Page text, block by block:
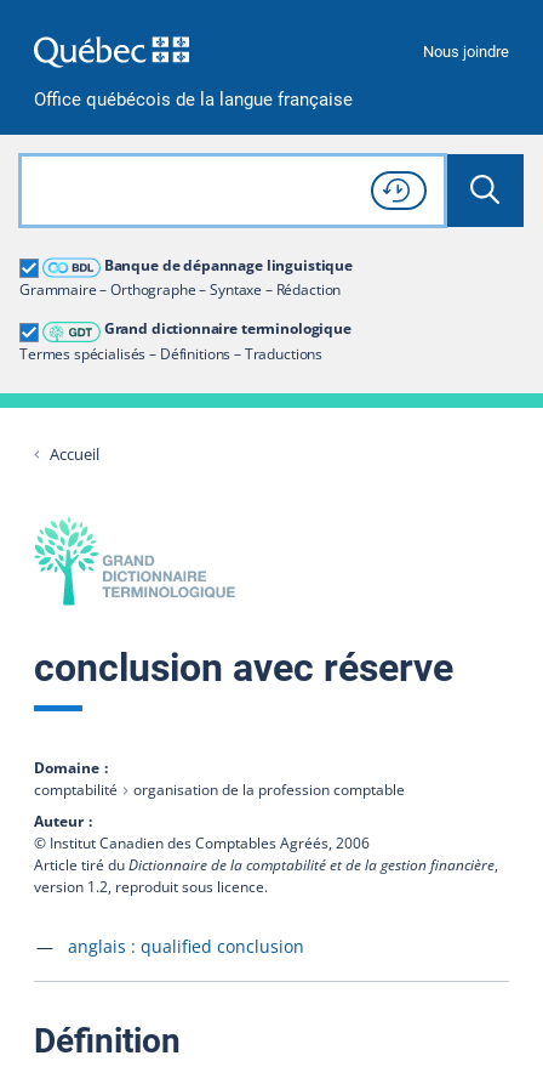
Office québécois de la langue française
Nous joindre
Rechercher dans tout le site
Lancer
Consulter l'
Historique
de recherche
Banque de dépannage linguistique
Grammaire – Orthographe – Syntaxe – Rédaction
Grand dictionnaire terminologique
Termes spécialisés – Définitions – Traductions
Grand dictionnaire terminologique
Restreindre aux termes
Accueil
conclusion avec réserve
Domaine
comptabilité
organisation de la profession comptable
Auteur
© Institut Canadien des Comptables Agréés, 2006
Article tiré duDictionnaire de la comptabilité et de la gestion financière,
version 1.2, reproduit sous licence.
Accéder à la fiche en
anglais : qualified conclusion
Définition